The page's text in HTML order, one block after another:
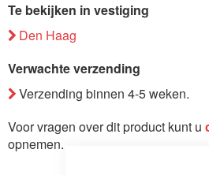
Te bekijken in vestiging
Den Haag
Verwachte verzending
Verzending binnen 4-5 weken.
Voor vragen over dit product kunt u
opnemen.